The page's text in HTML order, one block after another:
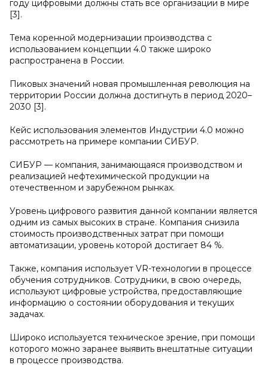
году цифровыми должны стать все организации в мире
[3].
Тема коренной модернизации производства с
использованием концепции 4.0 также широко
распространена в России.
Пиковых значений новая промышленная революция на
территории России должна достигнуть в период 2020–
2030 [3].
Кейс использования элементов Индустрии 4.0 можно
рассмотреть на примере компании СИБУР.
СИБУР — компания, занимающаяся производством и
реализацией нефтехимической продукции на
отечественном и зарубежном рынках.
Уровень цифрового развития данной компании является
одним из самых высоких в стране. Компания снизила
стоимость производственных затрат при помощи
автоматизации, уровень которой достигает 84 %.
Также, компания использует VR-технологии в процессе
обучения сотрудников. Сотрудники, в свою очередь,
используют цифровые устройства, предоставляющие
информацию о состоянии оборудования и текущих
задачах.
Широко используется техническое зрение, при помощи
которого можно заранее выявить внештатные ситуации
в процессе производства.